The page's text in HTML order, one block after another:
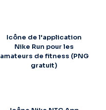
Icône de l'application
Nike Run pour les
amateurs de fitness (PNG
gratuit)